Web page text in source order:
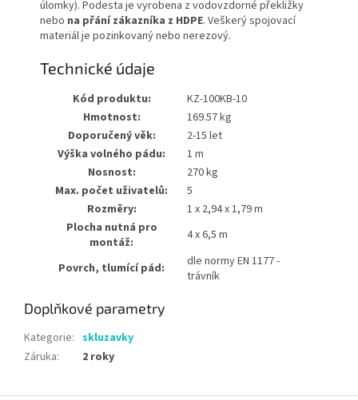
úlomky). Podesta je vyrobena z vodovzdorné překližky
nebo na přání zákazníka z HDPE. Veškerý spojovací
materiál je pozinkovaný nebo nerezový.
Technické údaje
Kód produktu:
KZ-100KB-10
Hmotnost:
169.57 kg
Doporučený věk:
2-15 let
Výška volného pádu:
1 m
Nosnost:
270 kg
Max. počet uživatelů:
5
Rozměry:
1 x 2,94 x 1,79 m
Plocha nutná pro
montáž:
4 x 6,5 m
Povrch, tlumící pád:
dle normy EN 1177 -
trávník
Doplňkové parametry
Kategorie: skluzavky
Záruka: 2 roky